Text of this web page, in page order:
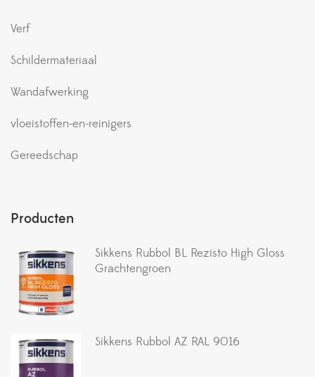
Verf
Schildermateriaal
Wandafwerking
vloeistoffen-en-reinigers
Gereedschap
Producten
Sikkens Rubbol BL Rezisto High Gloss
Grachtengroen
Sikkens Rubbol AZ RAL 9016